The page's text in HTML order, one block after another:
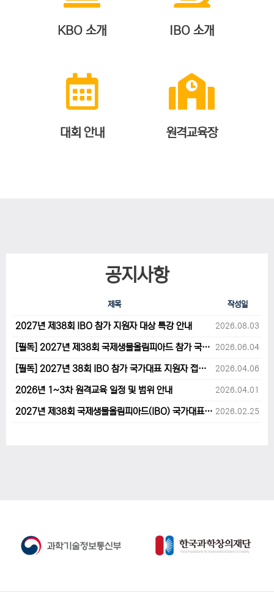
KBO 소개 IBO 소개
대회 안내 원격교육장
공지사항
제목 작성일
2027년 제38회 IBO 참가 지원자 대상 특강 안내 2026.08.03
[필독] 2027년 제38회 국제생물올림피아드 참가 국가대표 1차후보자 선발고사 범위 및 일정 안내 2026.06.04
[필독] 2027년 38회 IBO 참가 국가대표 지원자 접수 마감 및 원격교육 관련 공지사항 안내입니다. 2026.04.06
2026년 1~3차 원격교육 일정 및 범위 안내 2026.04.01
2027년 제38회 국제생물올림피아드(IBO) 국가대표 후보자 지원 안내 2026.02.25